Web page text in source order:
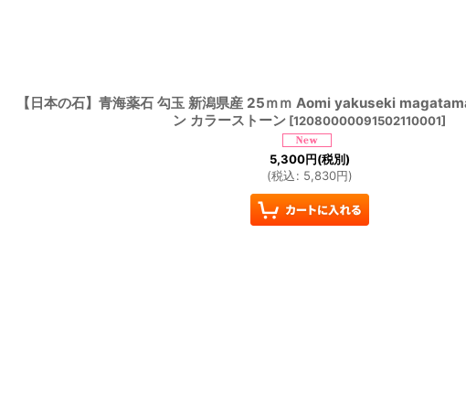
【日本の石】青海薬石 勾玉 新潟県産 25ｍｍ Aomi yakuseki
ン カラーストーン [12080000091502110001]
5,300円(税別)
(税込: 5,830円)